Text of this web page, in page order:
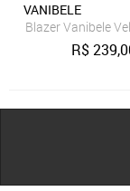
VANIBELE
Blazer Vanibele
R$